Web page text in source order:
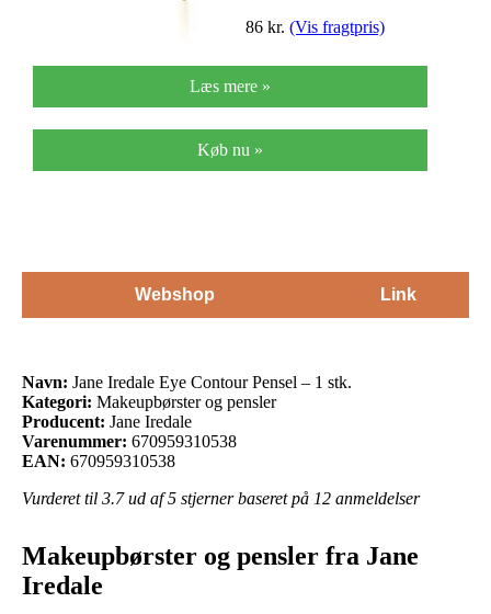
86 kr. (Vis fragtpris)
Læs mere »
Køb nu »
Webshop Link
Navn: Jane Iredale Eye Contour Pensel – 1 stk.
Kategori: Makeupbørster og pensler
Producent: Jane Iredale
Varenummer: 670959310538
EAN: 670959310538
Vurderet til 3.7ud af 5 stjerner baseret på 12 anmeldelser
Makeupbørster og pensler fra Jane
Iredale